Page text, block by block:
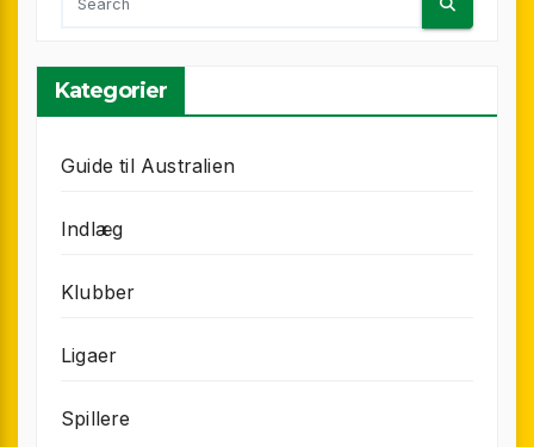
Kategorier
Guide til Australien
Indlæg
Klubber
Ligaer
Spillere